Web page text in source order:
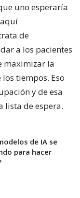
uno esperaría
de
a los pacientes
maximizar la
tiempos. Eso
y de esa
lista de espera.
de IA se
para hacer